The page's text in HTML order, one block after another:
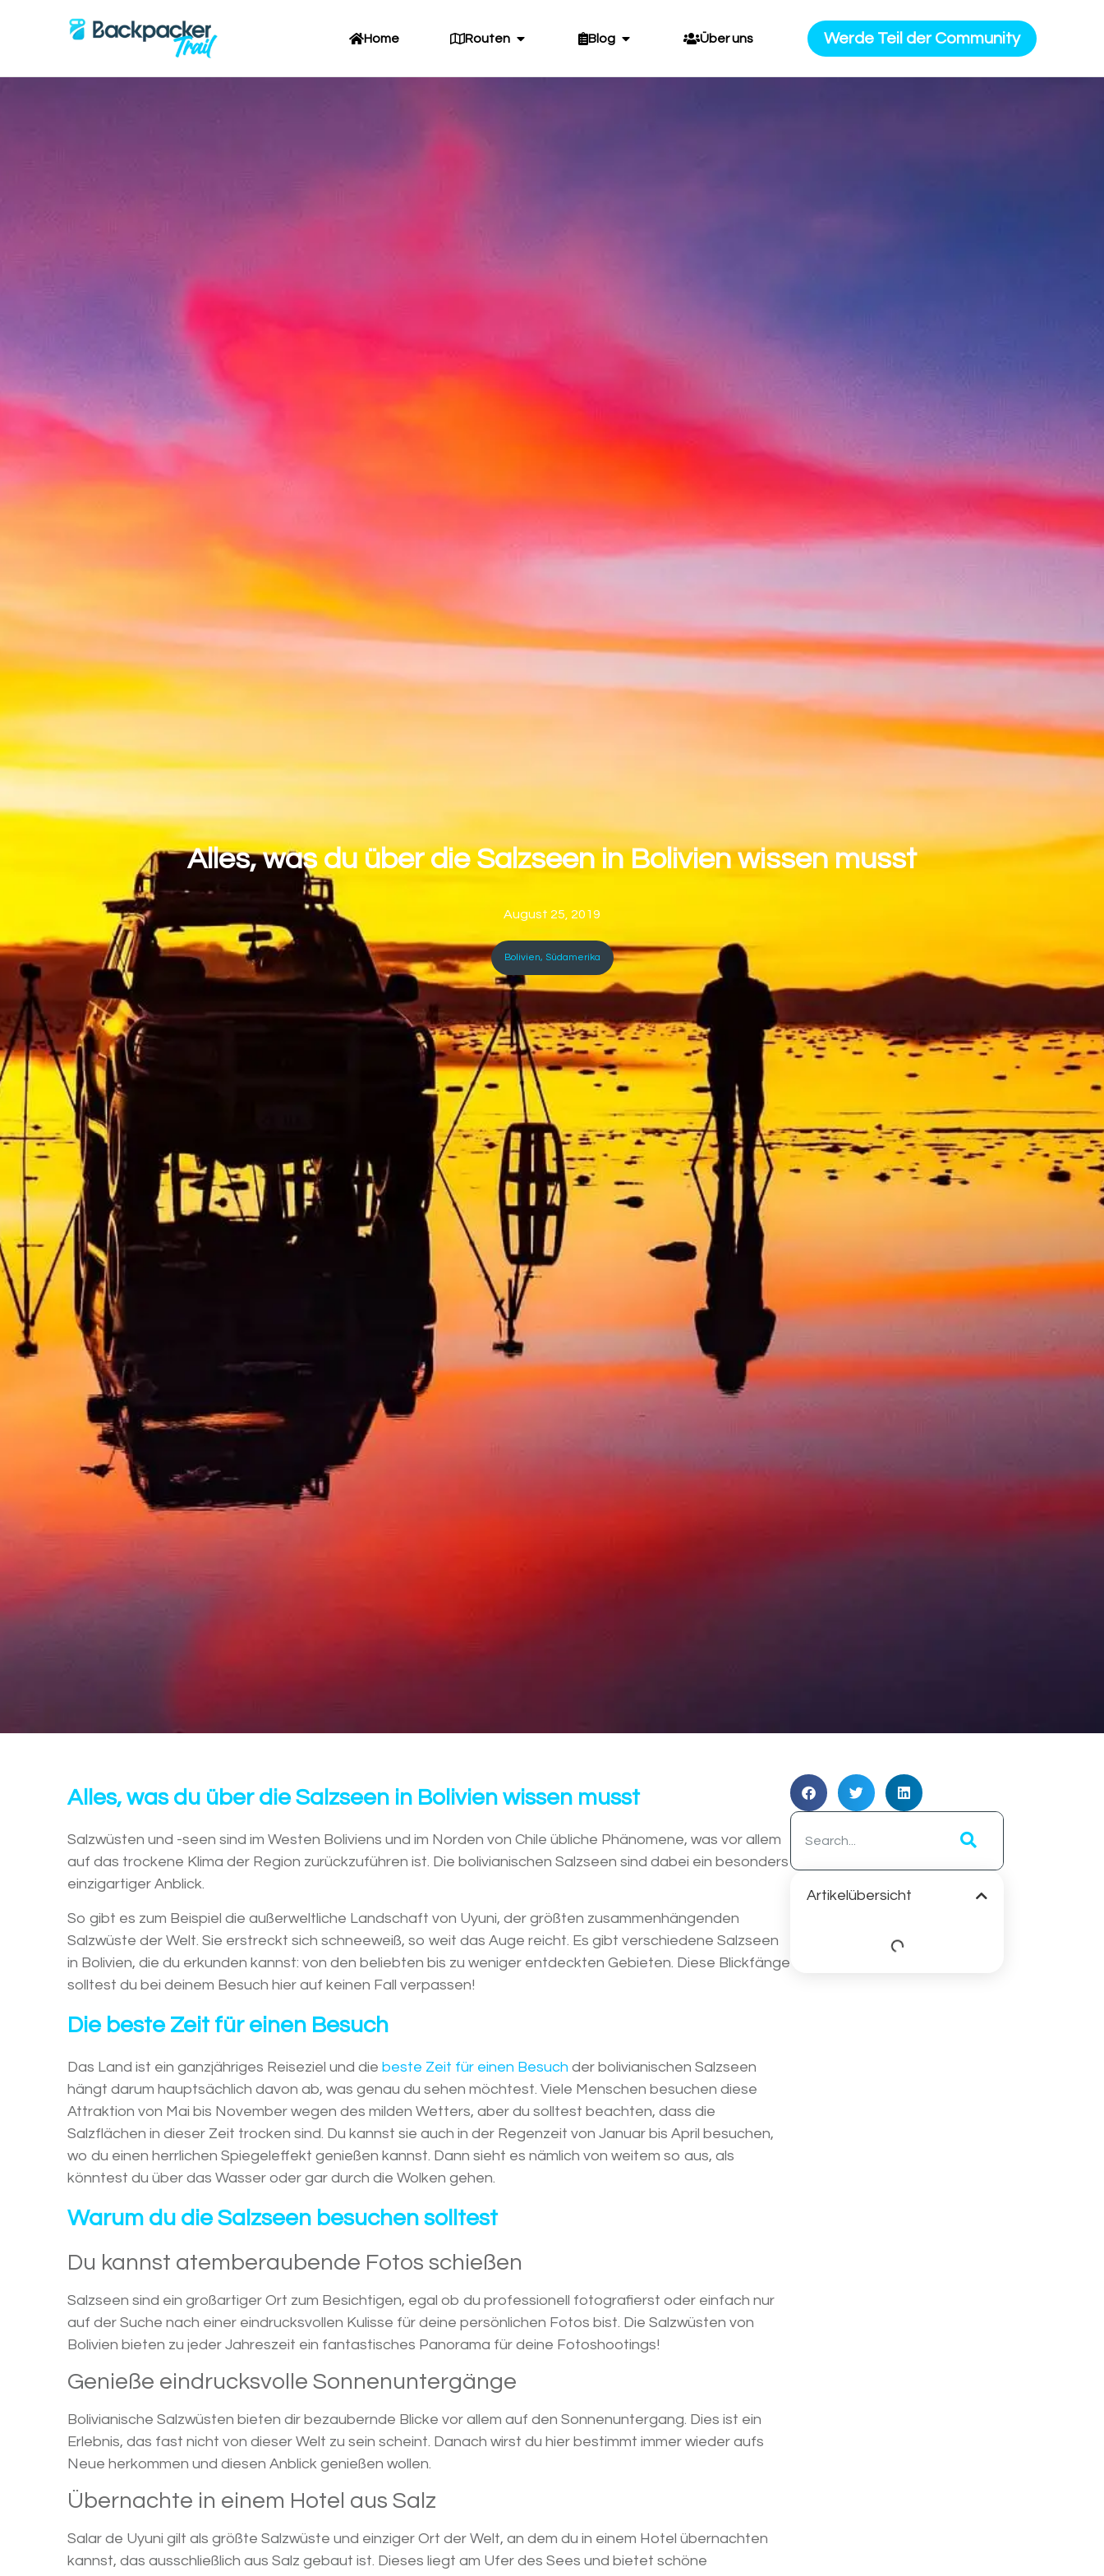
Home Routen Blog Über uns Werde Teil der Community
Alles, was du über die Salzseen in Bolivien wissen musst
August 25, 2019
Bolivien, Südamerika
Alles, was du über die Salzseen in Bolivien wissen musst
Salzwüsten und -seen sind im Westen Boliviens und im Norden von Chile übliche Phänomene, was vor allem
auf das trockene Klima der Region zurückzuführen ist. Die bolivianischen Salzseen sind dabei ein besonders
einzigartiger Anblick.
So gibt es zum Beispiel die außerweltliche Landschaft von Uyuni, der größten zusammenhängenden
Salzwüste der Welt. Sie erstreckt sich schneeweiß, so weit das Auge reicht. Es gibt verschiedene Salzseen
in Bolivien, die du erkunden kannst: von den beliebten bis zu weniger entdeckten Gebieten. Diese Blickfänge
solltest du bei deinem Besuch hier auf keinen Fall verpassen!
Die beste Zeit für einen Besuch
Das Land ist ein ganzjähriges Reiseziel und die beste Zeit für einen Besuch der bolivianischen Salzseen
hängt darum hauptsächlich davon ab, was genau du sehen möchtest. Viele Menschen besuchen diese
Attraktion von Mai bis November wegen des milden Wetters, aber du solltest beachten, dass die
Salzflächen in dieser Zeit trocken sind. Du kannst sie auch in der Regenzeit von Januar bis April besuchen,
wo du einen herrlichen Spiegeleffekt genießen kannst. Dann sieht es nämlich von weitem so aus, als
könntest du über das Wasser oder gar durch die Wolken gehen.
Warum du die Salzseen besuchen solltest
Du kannst atemberaubende Fotos schießen
Salzseen sind ein großartiger Ort zum Besichtigen, egal ob du professionell fotografierst oder einfach nur
auf der Suche nach einer eindrucksvollen Kulisse für deine persönlichen Fotos bist. Die Salzwüsten von
Bolivien bieten zu jeder Jahreszeit ein fantastisches Panorama für deine Fotoshootings!
Genieße eindrucksvolle Sonnenuntergänge
Bolivianische Salzwüsten bieten dir bezaubernde Blicke vor allem auf den Sonnenuntergang. Dies ist ein
Erlebnis, das fast nicht von dieser Welt zu sein scheint. Danach wirst du hier bestimmt immer wieder aufs
Neue herkommen und diesen Anblick genießen wollen.
Übernachte in einem Hotel aus Salz
Salar de Uyuni gilt als größte Salzwüste und einziger Ort der Welt, an dem du in einem Hotel übernachten
kannst, das ausschließlich aus Salz gebaut ist. Dieses liegt am Ufer des Sees und bietet schöne
Artikelübersicht